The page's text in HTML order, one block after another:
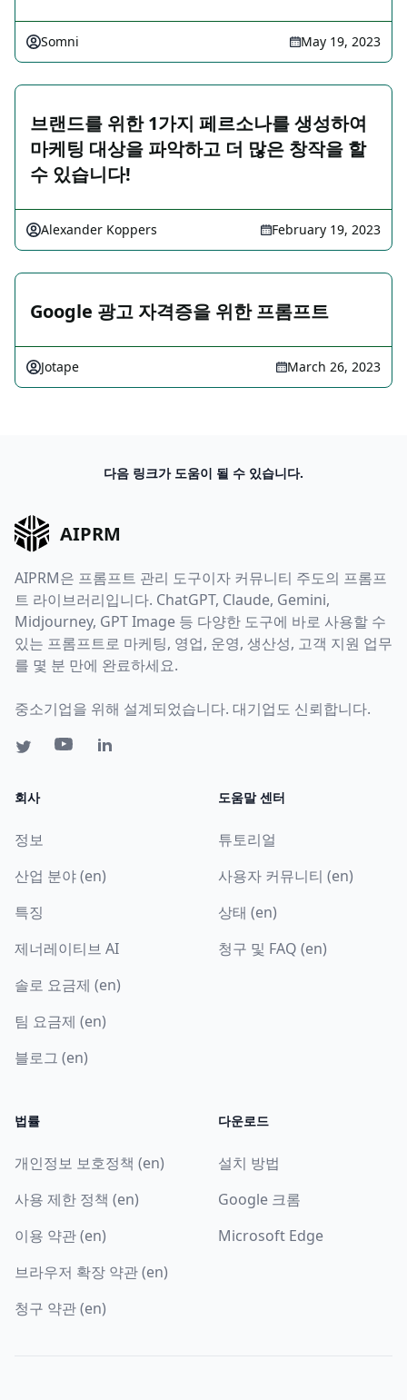
Somni May 19, 2023
브랜드를 위한 1가지 페르소나를 생성하여
마케팅 대상을 파악하고 더 많은 창작을 할
수 있습니다!
Alexander Koppers February 19, 2023
Google 광고 자격증을 위한 프롬프트
Jotape March 26, 2023
다음 링크가 도움이 될 수 있습니다.
AIPRM
AIPRM은 프롬프트 관리 도구이자 커뮤니티 주도의 프롬프
트 라이브러리입니다. ChatGPT, Claude, Gemini,
Midjourney, GPT Image 등 다양한 도구에 바로 사용할 수
있는 프롬프트로 마케팅, 영업, 운영, 생산성, 고객 지원 업무
를 몇 분 만에 완료하세요.
중소기업을 위해 설계되었습니다. 대기업도 신뢰합니다.
회사
정보
산업 분야 (en)
특징
제너레이티브 AI
솔로 요금제 (en)
팀 요금제 (en)
블로그 (en)
도움말 센터
튜토리얼
사용자 커뮤니티 (en)
상태 (en)
청구 및 FAQ (en)
법률
개인정보 보호정책 (en)
사용 제한 정책 (en)
이용 약관 (en)
브라우저 확장 약관 (en)
청구 약관 (en)
다운로드
설치 방법
Google 크롬
Microsoft Edge